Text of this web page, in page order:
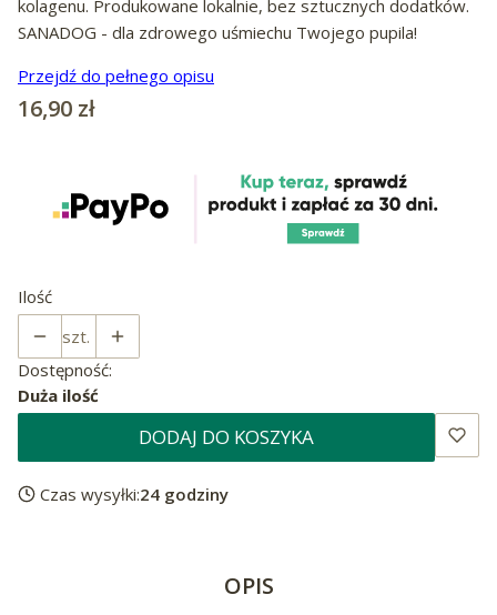
kolagenu. Produkowane lokalnie, bez sztucznych dodatków.
SANADOG - dla zdrowego uśmiechu Twojego pupila!
Przejdź do pełnego opisu
Cena
16,90 zł
Ilość
szt.
Dostępność:
Duża ilość
DODAJ DO KOSZYKA
Czas wysyłki:24 godziny
OPIS